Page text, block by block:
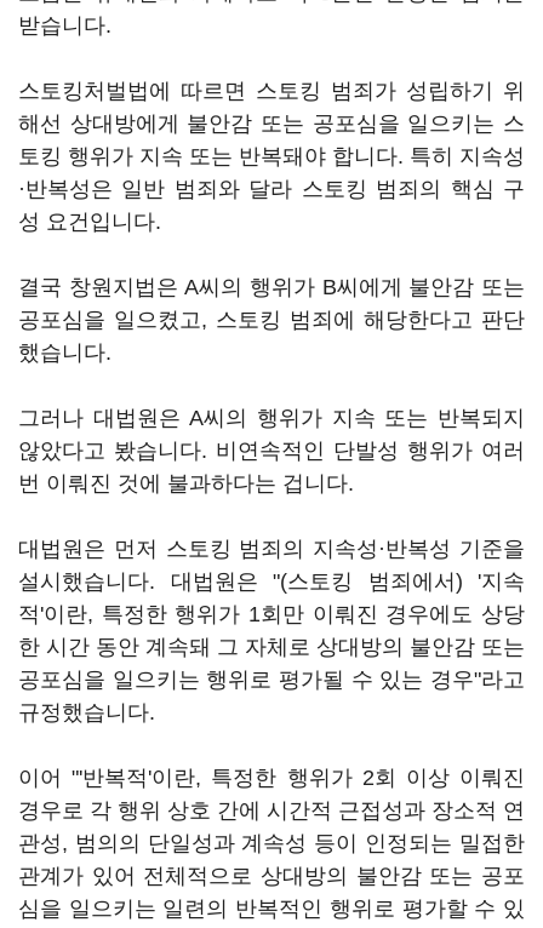
받습니다.
스토킹처벌법에 따르면 스토킹 범죄가 성립하기 위
해선 상대방에게 불안감 또는 공포심을 일으키는 스
토킹 행위가 지속 또는 반복돼야 합니다. 특히 지속성
·반복성은 일반 범죄와 달라 스토킹 범죄의 핵심 구
성 요건입니다.
결국 창원지법은 A씨의 행위가 B씨에게 불안감 또는
공포심을 일으켰고, 스토킹 범죄에 해당한다고 판단
했습니다.
그러나 대법원은 A씨의 행위가 지속 또는 반복되지
않았다고 봤습니다. 비연속적인 단발성 행위가 여러
번 이뤄진 것에 불과하다는 겁니다.
대법원은 먼저 스토킹 범죄의 지속성·반복성 기준을
설시했습니다. 대법원은 "(스토킹 범죄에서) '지속
적'이란, 특정한 행위가 1회만 이뤄진 경우에도 상당
한 시간 동안 계속돼 그 자체로 상대방의 불안감 또는
공포심을 일으키는 행위로 평가될 수 있는 경우"라고
규정했습니다.
이어 "'반복적'이란, 특정한 행위가 2회 이상 이뤄진
경우로 각 행위 상호 간에 시간적 근접성과 장소적 연
관성, 범의의 단일성과 계속성 등이 인정되는 밀접한
관계가 있어 전체적으로 상대방의 불안감 또는 공포
심을 일으키는 일련의 반복적인 행위로 평가할 수 있